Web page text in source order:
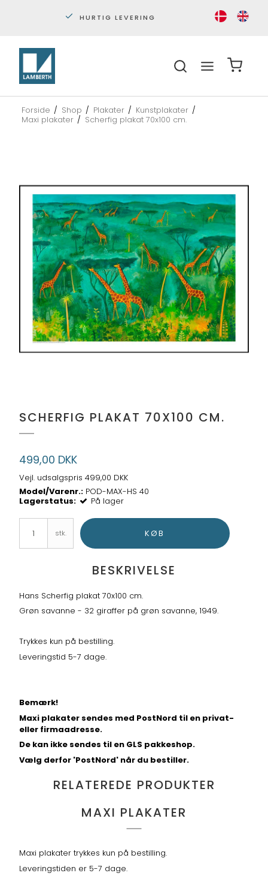
HURTIG LEVERING
Forside / Shop / Plakater / Kunstplakater /
Maxi plakater / Scherfig plakat 70x100 cm.
SCHERFIG PLAKAT 70X100 CM.
499,00 DKK
Vejl. udsalgspris 499,00 DKK
Model/Varenr.: POD-MAX-HS 40
Lagerstatus:
På lager
stk. KØB
BESKRIVELSE
Hans Scherfig plakat 70x100 cm.
Grøn savanne - 32 giraffer på grøn savanne, 1949.
Trykkes kun på bestilling.
Leveringstid 5-7 dage.
Bemærk!
Maxi plakater sendes med PostNord til en privat-
eller firmaadresse.
De kan ikke sendes til en GLS pakkeshop.
Vælg derfor 'PostNord' når du bestiller.
RELATEREDE PRODUKTER
MAXI PLAKATER
Maxi plakater trykkes kun på bestilling.
Leveringstiden er 5-7 dage.